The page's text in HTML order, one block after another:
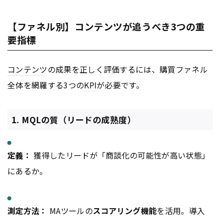
【ファネル別】コンテンツが追うべき3つの重
要指標
コンテンツの成果を正しく評価するには、購買ファネル
全体を網羅する3つのKPIが必要です。
1. MQLの質（リードの成熟度）
定義： 獲得したリードが「商談化の可能性が高い状態」
にあるか。
測定方法： MAツールのスコアリング機能を活用。導入